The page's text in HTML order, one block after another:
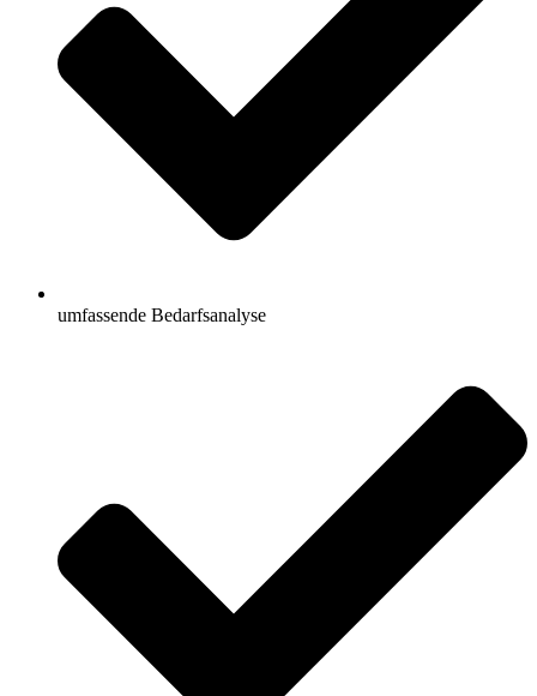
umfassende Bedarfsanalyse